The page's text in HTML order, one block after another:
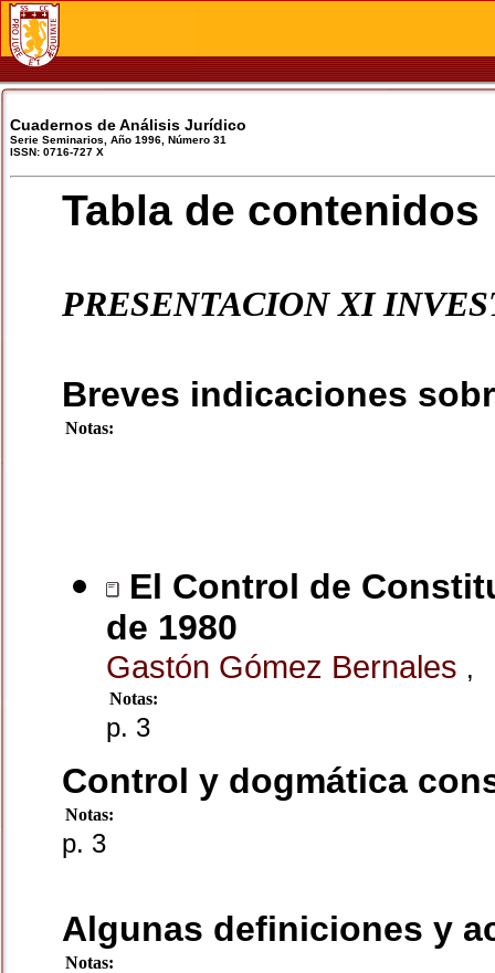
Cuadernos de Análisis Jurídico
Serie Seminarios, Año 1996, Número 31
ISSN: 0716-727 X
Tabla de contenidos
PRESENTACION XI
Breves indicaciones
Notas:
El Control de
de 1980
Gastón Gómez Bernales ,
Notas:
p. 3
Control y dogmática
Notas:
p. 3
Algunas definiciones y
Notas: